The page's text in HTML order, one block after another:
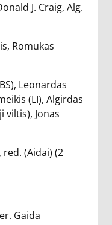
J. Craig, Alg.
Romukas
Leonardas
(LI), Algirdas
viltis), Jonas
(Aidai) (2
Gaida